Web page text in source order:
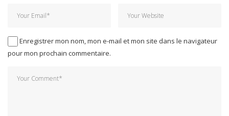
Enregistrer mon nom, mon e-mail et mon site dans le navigateur
pour mon prochain commentaire.